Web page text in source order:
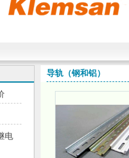
电
导轨（钢和铝）